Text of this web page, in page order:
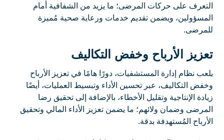
التعرف على حركات المرضى؛ ما يزيد من الشفافية أمام
المسؤولين، ويضمن تقديم خدمات ورعاية صحية مُميزة
للمرضى.
تعزيز الأرباح وخفض التكاليف
يلعب نظام إدارة المستشفيات، دورًا هامًا في تعزيز الأرباح
وخفض التكاليف، عبر تحسين الأداء وتبسيط العمليات، أيضًا
زيادة الإنتاجية وتقليل الأخطاء، بالإضافة إلى تحقيق رضا
المرضى وضمان ولائهم؛ ما يضمن تعزيز الأداء المالي وتحقيق
الأرباح المُستهدفة بدقة.